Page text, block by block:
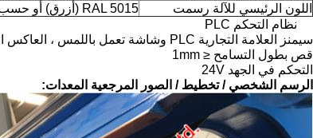
اللون الرئيسي للآلة رسمت
RAL 5015 (أزرق) أو حسب متطلبات العميل
نظام التحكم PLC
سيمنز العلامة التجارية PLC وشاشة تعمل باللمس ، العاكس العلامة التجارية شنايدر / شيهلين / دلتا ، التشفير Omron
قص بطول التسامح ≤ 1mm
التحكم في الجهد 24V
الرسم الشخصي / تخطيط / الصور المرجعية المعدات: